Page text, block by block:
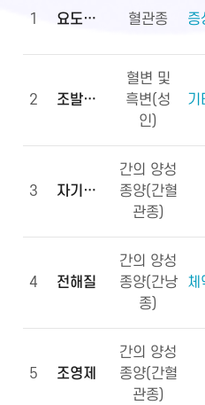
1 요도하열 혈관종
2 조발생률
혈변 및
흑변(성
인)
3 자기공명영상
간의 양성
종양(간혈
관종)
4 전해질
간의 양성
종양(간낭
종)
5 조영제
간의 양성
종양(간혈
관종)